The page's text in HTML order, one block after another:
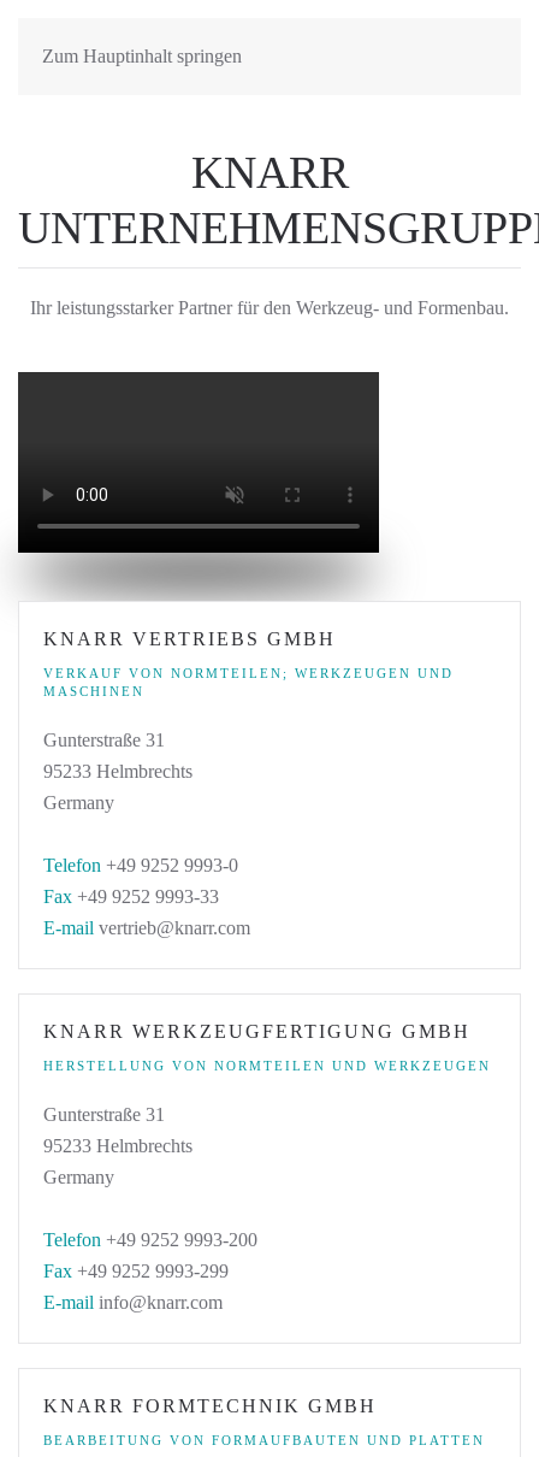
Zum Hauptinhalt springen
KNARR
Ihr leistungsstarker Partner für den Werkzeug- und Formenbau.
KNARR VERTRIEBS GMBH
VERKAUF VON NORMTEILEN; WERKZEUGEN UND
MASCHINEN
Gunterstraße 31
95233 Helmbrechts
Germany
Telefon +49 9252 9993-0
Fax +49 9252 9993-33
E-mail vertrieb@knarr.com
KNARR WERKZEUGFERTIGUNG GMBH
HERSTELLUNG VON NORMTEILEN UND WERKZEUGEN
Gunterstraße 31
95233 Helmbrechts
Germany
Telefon +49 9252 9993-200
Fax +49 9252 9993-299
E-mail info@knarr.com
KNARR FORMTECHNIK GMBH
BEARBEITUNG VON FORMAUFBAUTEN UND PLATTEN